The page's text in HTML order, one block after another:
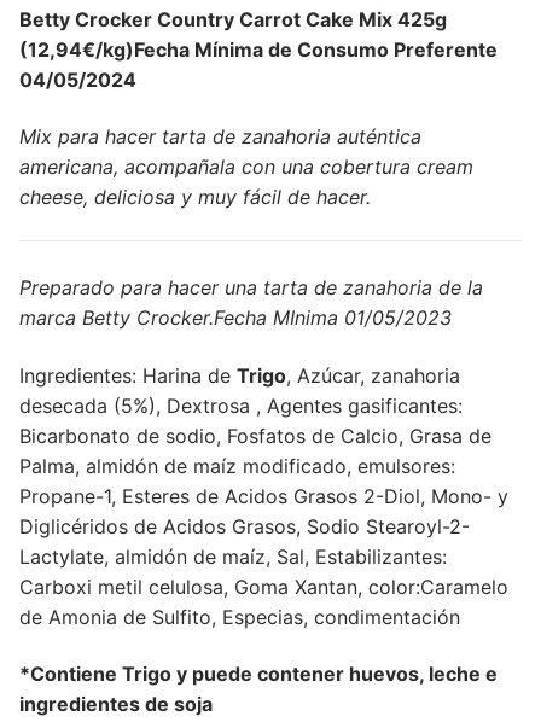
Betty Crocker Country Carrot Cake Mix 425g
(12,94€/kg)Fecha Mínima de Consumo Preferente
04/05/2024
Mix para hacer tarta de zanahoria auténtica
americana, acompañala con una cobertura cream
cheese, deliciosa y muy fácil de hacer.
Preparado para hacer una tarta de zanahoria de la
marca Betty Crocker.Fecha MInima 01/05/2023
Ingredientes: Harina de Trigo, Azúcar, zanahoria
desecada (5%), Dextrosa , Agentes gasificantes:
Bicarbonato de sodio, Fosfatos de Calcio, Grasa de
Palma, almidón de maíz modificado, emulsores:
Propane-1, Esteres de Acidos Grasos 2-Diol, Mono- y
Diglicéridos de Acidos Grasos, Sodio Stearoyl-2-
Lactylate, almidón de maíz, Sal, Estabilizantes:
Carboxi metil celulosa, Goma Xantan, color:Caramelo
de Amonia de Sulfito, Especias, condimentación
*Contiene Trigo y puede contener huevos, leche e
ingredientes de soja